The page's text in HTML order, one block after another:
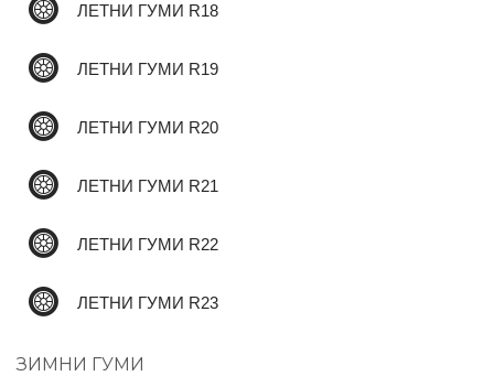
ЛЕТНИ ГУМИ R18
ЛЕТНИ ГУМИ R19
ЛЕТНИ ГУМИ R20
ЛЕТНИ ГУМИ R21
ЛЕТНИ ГУМИ R22
ЛЕТНИ ГУМИ R23
ЗИМНИ ГУМИ